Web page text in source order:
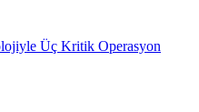
Üç Kritik Operasyon